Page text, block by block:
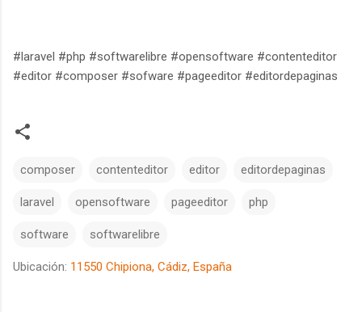
#laravel #php #softwarelibre #opensoftware #contenteditor
#editor #composer #sofware #pageeditor #editordepaginas
composer contenteditor editor editordepaginas
laravel opensoftware pageeditor php
software softwarelibre
Ubicación: 11550 Chipiona, Cádiz, España